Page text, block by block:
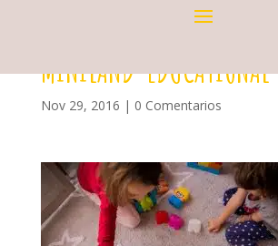
MINILAND-
Nov 29, 2016 | 0 Comentarios